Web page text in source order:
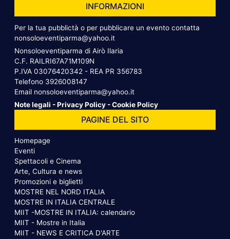
INFORMAZIONI
Per la tua pubblictà o per pubblicare un evento contatta
nonsoloeventiparma@yahoo.it
Nonsoloeventiparma di Airò Ilaria
C.F. RAILRI67A71M109N
P.IVA 03076420342 - REA PR 356783
Telefono 3926008147
Email nonsoloeventiparma@yahoo.it
Note legali -Privacy Policy -Cookie Policy
PAGINE DEL SITO
Homepage
Eventi
Spettacoli e Cinema
Arte, Cultura e news
Promozioni e biglietti
MOSTRE NEL NORD ITALIA
MOSTRE IN ITALIA CENTRALE
MIIT -MOSTRE IN ITALIA: calendario
MIIT - Mostre in Italia
MIIT - NEWS E CRITICA D'ARTE